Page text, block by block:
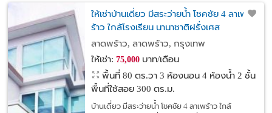
ให้เช่าบ้านเดี่ยว มีสระว่ายน้ำ โชคชัย 4 ลาเพ
ร้าว ใกล้โรงเรียน นานาชาติฝรั่งเศส
ลาดพร้าว, ลาดพร้าว, กรุงเทพ
ให้เช่า: 75,000บาท/เดือน
พื้นที่ 80 ตร.วา 3 ห้องนอน 4 ห้องน้ำ 2 ชั้น
พื้นที่ใช้สอย 300 ตร.ม.
บ้านเดี่ยว มีสระว่ายน้ำ โชคชัย 4 ลาเพร้าว ใกล้